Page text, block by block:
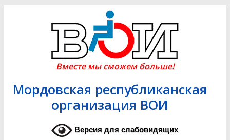
Вместе мы сможем больше!
Мордовская республиканская
организация ВОИ
Версия для слабовидящих